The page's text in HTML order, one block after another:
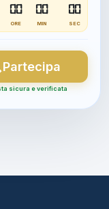
00 00 00
ORE MIN SEC
Partecipa
sicura e verificata